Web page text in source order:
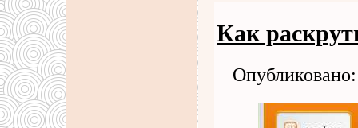
Как